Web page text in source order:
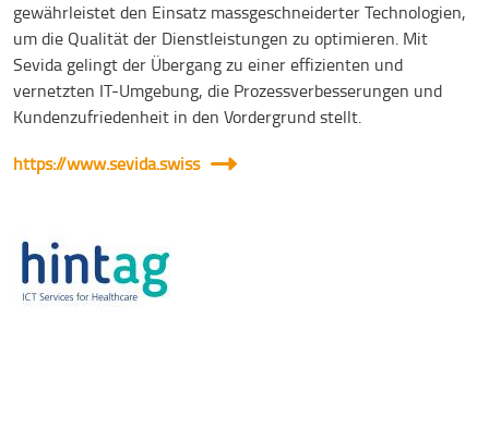
gewährleistet den Einsatz massgeschneiderter Technologien,
um die Qualität der Dienstleistungen zu optimieren. Mit
Sevida gelingt der Übergang zu einer effizienten und
vernetzten IT-Umgebung, die Prozessverbesserungen und
Kundenzufriedenheit in den Vordergrund stellt.
https://www.sevida.swiss